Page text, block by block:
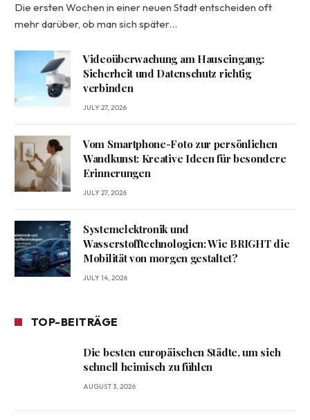
Die ersten Wochen in einer neuen Stadt entscheiden oft
mehr darüber, ob man sich später…
Videoüberwachung am Hauseingang:
Sicherheit und Datenschutz richtig
verbinden
JULY 27, 2026
Vom Smartphone-Foto zur persönlichen
Wandkunst: Kreative Ideen für besondere
Erinnerungen
JULY 27, 2026
Systemelektronik und
Wasserstofftechnologien: Wie BRIGHT die
Mobilität von morgen gestaltet?
JULY 14, 2026
TOP-BEITRÄGE
Die besten europäischen Städte, um sich
schnell heimisch zu fühlen
AUGUST 3, 2026